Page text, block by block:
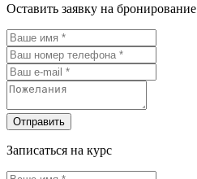
Оставить заявку на бронирование
Отправить
Записаться на курс